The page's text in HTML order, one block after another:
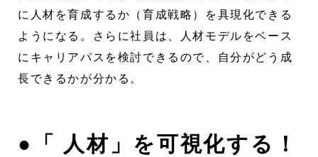
に人材を育成するか（育成戦略）を具現化できる
ようになる。さらに社員は、人材モデルをベース
にキャリアパスを検討できるので、自分がどう成
長できるかが分かる。
●「 人材」を可視化する！